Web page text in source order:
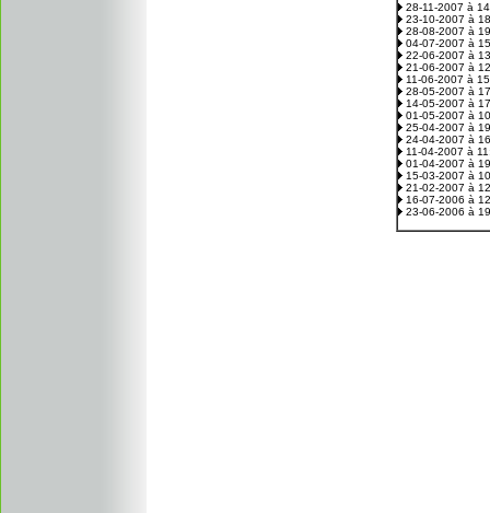
28-11-2007 à
23-10-2007 à
28-08-2007 à
04-07-2007 à
22-06-2007 à
21-06-2007 à
11-06-2007 à
28-05-2007 à
14-05-2007 à
01-05-2007 à
25-04-2007 à
24-04-2007 à
11-04-2007 à
01-04-2007 à
15-03-2007 à
21-02-2007 à
16-07-2006 à
23-06-2006 à